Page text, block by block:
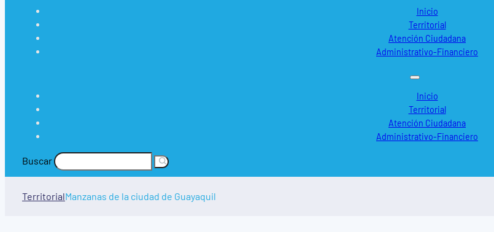
Inicio
Territorial
Atención Ciudadana
Administrativo-Financiero
Inicio
Territorial
Atención Ciudadana
Administrativo-Financiero
Buscar
TerritorialManzanas de la ciudad de Guayaquil